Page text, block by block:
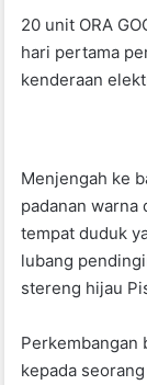
20 unit ORA
hari pertama
kenderaan
Menjengah ke
padanan warna
tempat duduk
lubang
stereng hijau
Perkembangan
kepada